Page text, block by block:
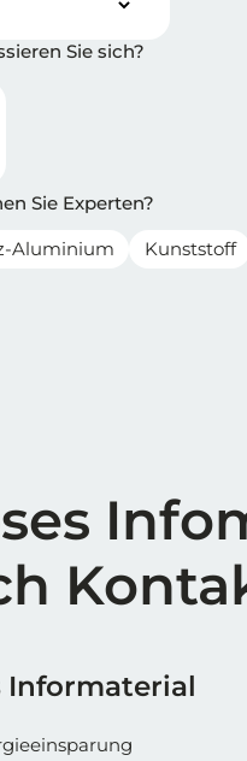
Sie sich?
Sie Experten?
Aluminium Kunststoff
Informaterial